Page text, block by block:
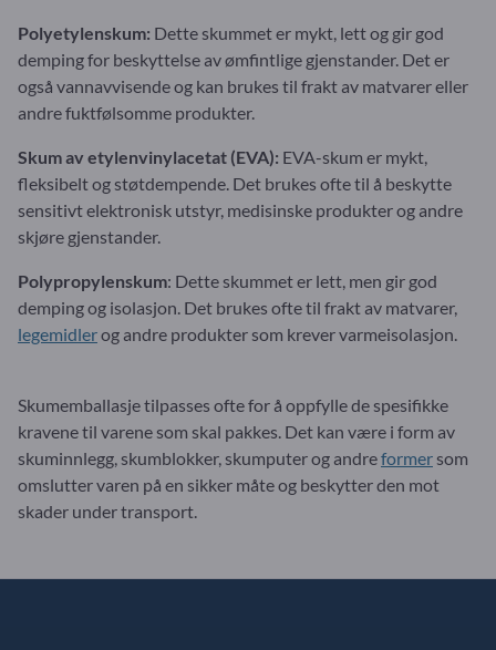
Polyetylenskum: Dette skummet er mykt, lett og gir god
demping for beskyttelse av ømfintlige gjenstander. Det er
også vannavvisende og kan brukes til frakt av matvarer eller
andre fuktfølsomme produkter.
Skum av etylenvinylacetat (EVA): EVA-skum er mykt,
fleksibelt og støtdempende. Det brukes ofte til å beskytte
sensitivt elektronisk utstyr, medisinske produkter og andre
skjøre gjenstander.
Polypropylenskum: Dette skummet er lett, men gir god
demping og isolasjon. Det brukes ofte til frakt av matvarer,
legemidlerog andre produkter som krever varmeisolasjon.
Skumemballasje tilpasses ofte for å oppfylle de spesifikke
kravene til varene som skal pakkes. Det kan være i form av
skuminnlegg, skumblokker, skumputer og andreformer som
omslutter varen på en sikker måte og beskytter den mot
skader under transport.